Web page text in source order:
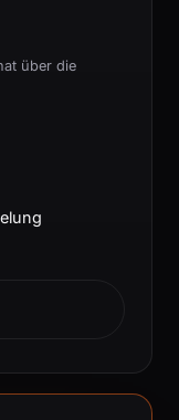
über die